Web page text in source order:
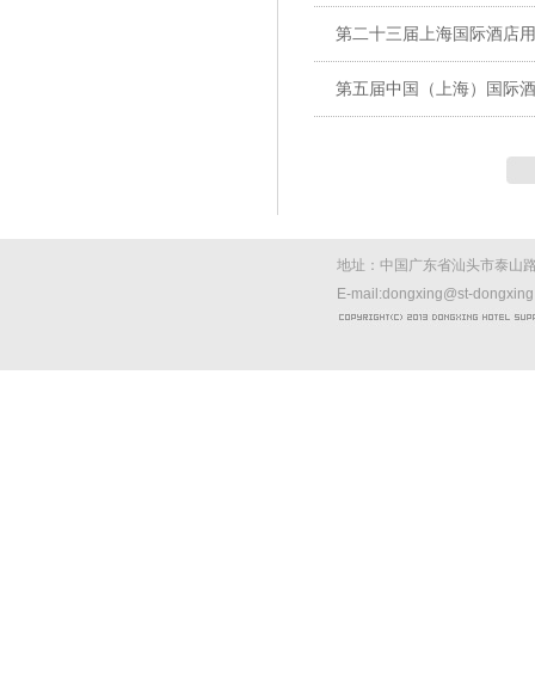
第二十三届上海国际酒店
第五届中国（上海）国际
地址：中国广东省汕头市泰山
E-mail:dongxing@st-